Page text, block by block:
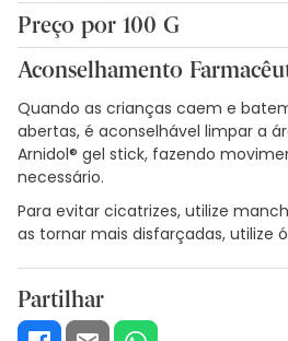
AQUA. EXTRACTO DE ARNICA
BUTYLPARABEN. CI 47005.
EXTRACT. HIDROXIETILCELULOSE.
METHYLPARABEN. FENOXIETANOL.
PROPYLPARABEN. ESTEARATO DE
Preço por 100 G
46,60€ / 100 g
Aconselhamento
Quando as crianças caem e
abertas, é aconselhável limpar a
Arnidol® gel stick, fazendo
necessário.
Para evitar cicatrizes, utilize
as tornar mais disfarçadas, utilize
Partilhar